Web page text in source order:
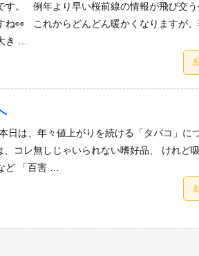
す。 例年より早い桜前線の情報が飛び交
ね👀 これからどんどん暖かくなりますが、
き …
日は、年々値上がりを続ける「タバコ」に
コレ無しじゃいられない嗜好品、 けれど
ど 「百害 …